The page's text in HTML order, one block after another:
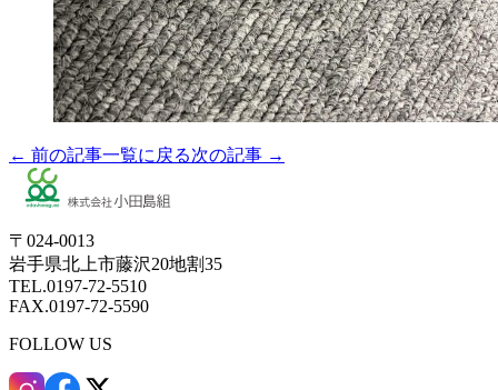
← 前の記事一覧に戻る次の記事 →
〒024-0013
岩手県北上市藤沢20地割35
TEL.0197-72-5510
FAX.0197-72-5590
FOLLOW US